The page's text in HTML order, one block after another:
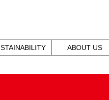
ABOUT US